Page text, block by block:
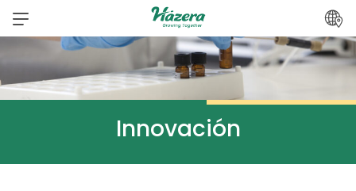
saltar
contenido
Innovación